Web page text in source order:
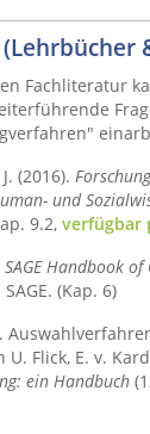
Fachliteratur
(2016).
und
9.2, verfügbar
SAGE Handbook
(Kap. 6)
Flick, E. v.
ein Handbuch